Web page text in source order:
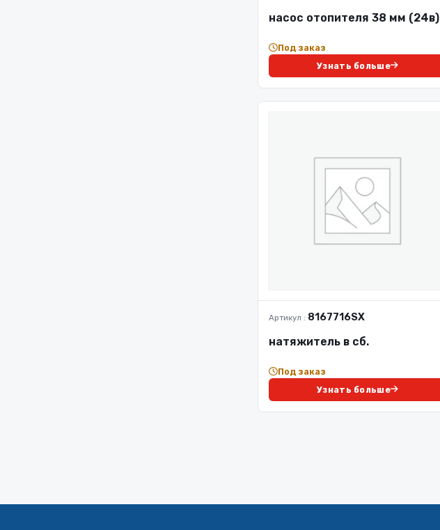
насос отопителя 38 мм (24в)
Под заказ
Узнать больше
Артикул : 8167716SX
натяжитель в сб.
Под заказ
Узнать больше